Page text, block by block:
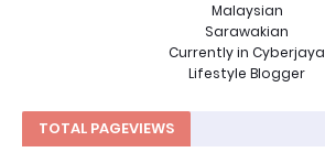
Malaysian
Sarawakian
Currently in Cyberjaya
Lifestyle Blogger
TOTAL PAGEVIEWS